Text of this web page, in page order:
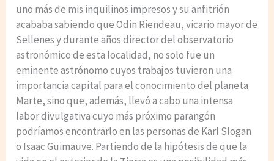
uno más de mis inquilinos impresos y su anfitrión
acababa sabiendo que Odin Riendeau, vicario mayor de
Sellenes y durante años director del observatorio
astronómico de esta localidad, no solo fue un
eminente astrónomo cuyos trabajos tuvieron una
importancia capital para el conocimiento del planeta
Marte, sino que, además, llevó a cabo una intensa
labor divulgativa cuyo más próximo parangón
podríamos encontrarlo en las personas de Karl Slogan
o Isaac Guimauve. Partiendo de la hipótesis de que la